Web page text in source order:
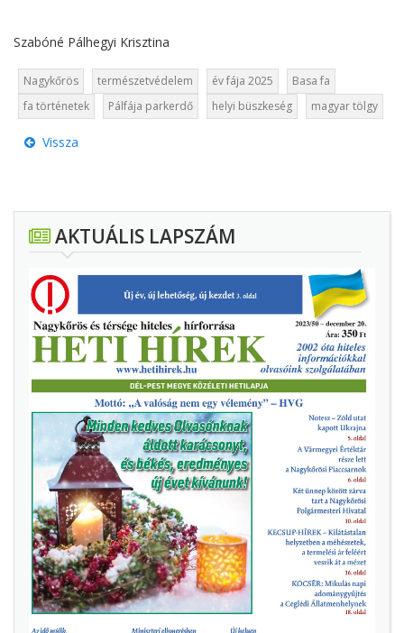
Szabóné Pálhegyi Krisztina
Nagykőrös természetvédelem év fája 2025
Basa fa
fa történetek
Pálfája parkerdő helyi büszkeség magyar tölgy
Vissza
AKTUÁLIS LAPSZÁM